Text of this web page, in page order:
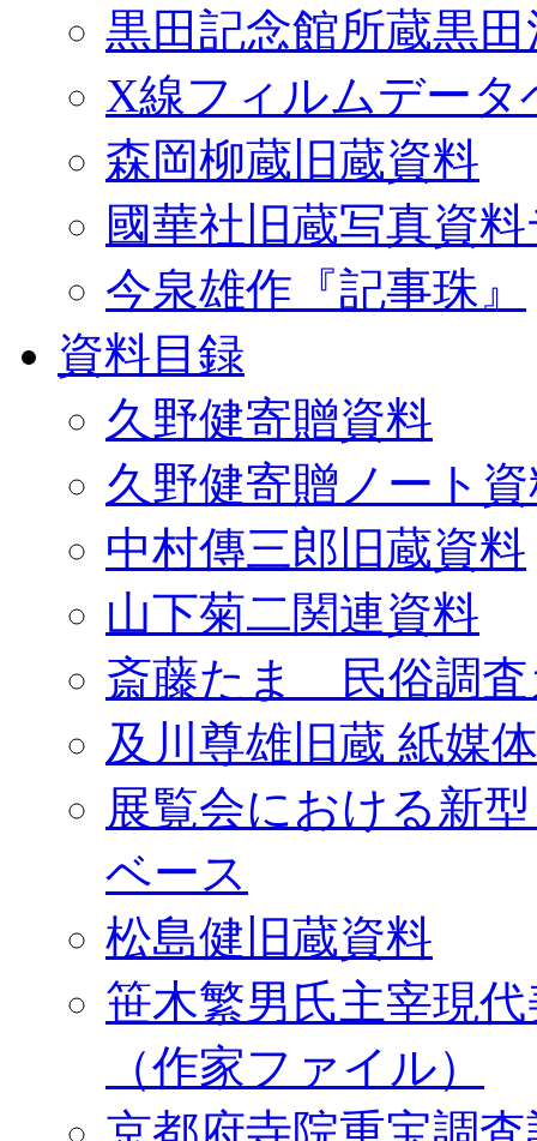
黒田記念館所蔵黒
X線フィルムデータ
森岡柳蔵旧蔵資料
國華社旧蔵写真資
今泉雄作『記事珠』
資料目録
久野健寄贈資料
久野健寄贈ノート
中村傳三郎旧蔵資料
山下菊二関連資料
斎藤たま 民俗調査
及川尊雄旧蔵 紙媒
展覧会における新
ベース
松島健旧蔵資料
笹木繁男氏主宰現
（作家ファイル）